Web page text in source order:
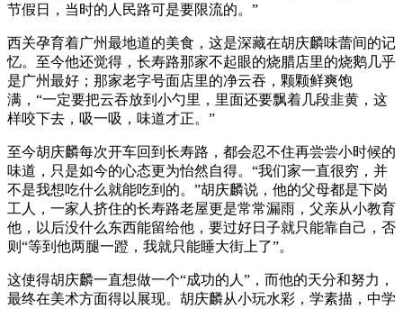
节假日，当时的人民路可是要限流的。”
西关孕育着广州最地道的美食，这是深藏在胡庆麟味蕾间的记
忆。至今他还觉得，长寿路那家不起眼的烧腊店里的烧鹅几乎
是广州最好；那家老字号面店里的净云吞，颗颗鲜爽饱
满，“一定要把云吞放到小勺里，里面还要飘着几段韭黄，这
样咬下去，吸一吸，味道才正。”
至今胡庆麟每次开车回到长寿路，都会忍不住再尝尝小时候的
味道，只是如今的心态更为怡然自得。“我们家一直很穷，并
不是我想吃什么就能吃到的。”胡庆麟说，他的父母都是下岗
工人，一家人挤住的长寿路老屋更是常常漏雨，父亲从小教育
他，以后没什么东西能留给他，要过好日子就只能靠自己，否
则“等到他两腿一蹬，我就只能睡大街上了”。
这使得胡庆麟一直想做一个“成功的人”，而他的天分和努力，
最终在美术方面得以展现。胡庆麟从小玩水彩，学素描，中学